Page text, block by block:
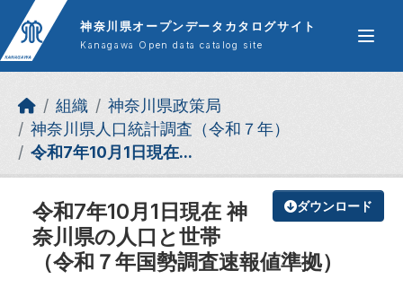
Skip to main content
神奈川県オープンデータカタログサイト
Kanagawa Open data catalog site
組織
神奈川県政策局
神奈川県人口統計調査（令和７年）
令和7年10月1日現在...
ダウンロード
令和7年10月1日現在 神
奈川県の人口と世帯
（令和７年国勢調査速報値準拠）